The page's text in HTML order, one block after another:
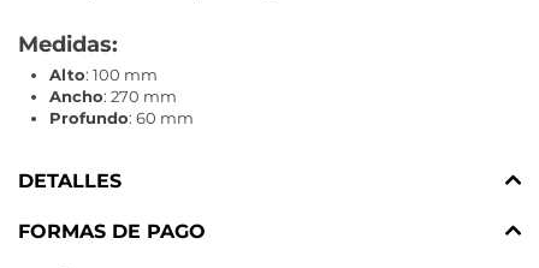
Medidas:
Alto: 100 mm
Ancho: 270 mm
Profundo: 60 mm
DETALLES
FORMAS DE PAGO